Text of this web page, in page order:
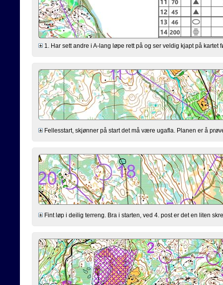
1. Har sett andre i A-lang løpe rett på og ser veldig kjapt på kartet
Fellesstart, skjønner på start det må være ugafla. Planen er å
Fint løp i deilig terreng. Bra i starten, ved 4. post er det en liten